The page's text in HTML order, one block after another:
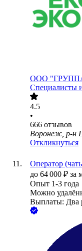
ООО
Специалисты
4.5
•
666 отзывов
Воронеж, р-н
Откликнуться
Оператор
до 64 000 ₽ за
Опыт 1-3 года
Можно
Выплаты: Два